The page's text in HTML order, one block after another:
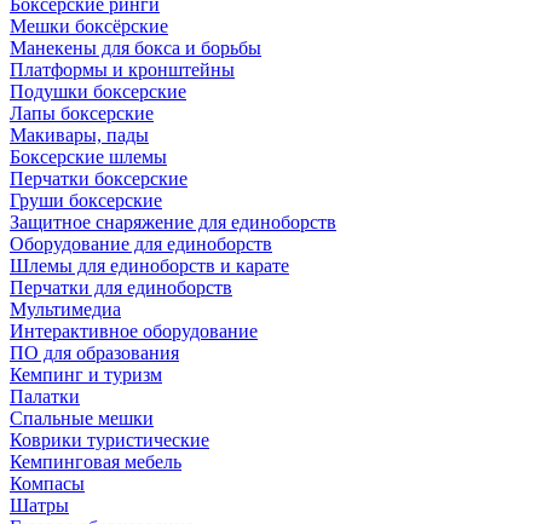
Боксерские ринги
Мешки боксёрские
Манекены для бокса и борьбы
Платформы и кронштейны
Подушки боксерские
Лапы боксерские
Макивары, пады
Боксерские шлемы
Перчатки боксерские
Груши боксерские
Защитное снаряжение для единоборств
Оборудование для единоборств
Шлемы для единоборств и карате
Перчатки для единоборств
Мультимедиа
Интерактивное оборудование
ПО для образования
Кемпинг и туризм
Палатки
Спальные мешки
Коврики туристические
Кемпинговая мебель
Компасы
Шатры